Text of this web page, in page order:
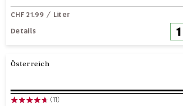
CHF 21.99 / Liter
Details
Österreich
(11)